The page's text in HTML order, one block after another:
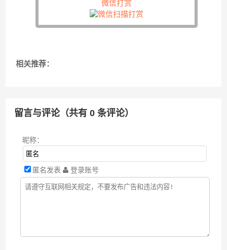
微信打赏
相关推荐：
留言与评论（共有0 条评论）
昵称：
匿名发表 登录账号